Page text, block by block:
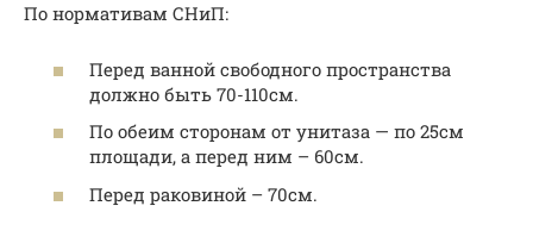
По нормативам СНиП:
Перед ванной свободного пространства
должно быть 70-110см.
По обеим сторонам от унитаза — по 25см
площади, а перед ним – 60см.
Перед раковиной – 70см.